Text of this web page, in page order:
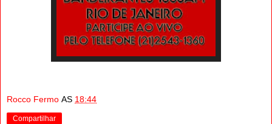
Rocco Fermo AS 18:44
Compartilhar